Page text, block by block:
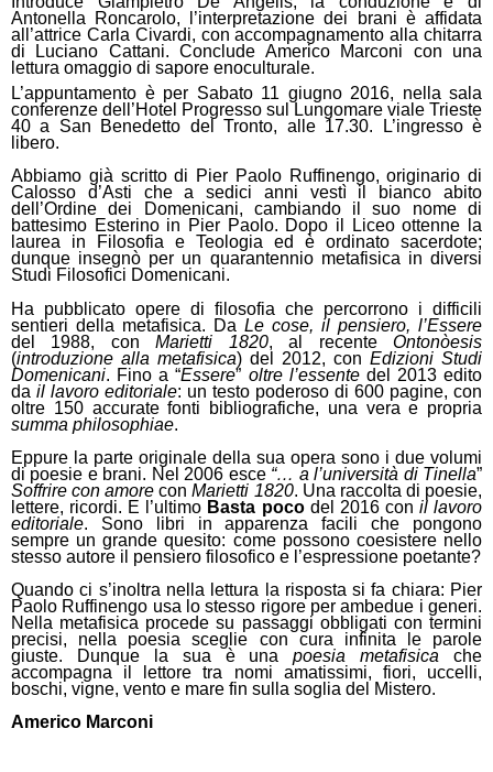
Antonella Roncarolo, l’interpretazione dei brani è affidata
all’attrice Carla Civardi, con accompagnamento alla chitarra
di Luciano Cattani. Conclude Americo Marconi con una
lettura omaggio di sapore enoculturale.
L’appuntamento è per Sabato 11 giugno 2016, nella sala
conferenze dell’Hotel Progresso sul Lungomare viale Trieste
40 a San Benedetto del Tronto, alle 17.30. L’ingresso è
libero.
Abbiamo già scritto di Pier Paolo Ruffinengo, originario di
Calosso d’Asti che a sedici anni vestì il bianco abito
dell’Ordine dei Domenicani, cambiando il suo nome di
battesimo Esterino in Pier Paolo. Dopo il Liceo ottenne la
laurea in Filosofia e Teologia ed è ordinato sacerdote;
dunque insegnò per un quarantennio metafisica in diversi
Studi Filosofici Domenicani.
Ha pubblicato opere di filosofia che percorrono i difficili
sentieri della metafisica. Da Le cose, il pensiero, l’Essere
del 1988, conMarietti 1820, al recenteOntonòesis
(introduzione alla metafisica) del 2012, con Edizioni Studi
Domenicani. Fino a “Essere” oltre l’essentedel 2013 edito
da il lavoro editoriale: un testo poderoso di 600 pagine, con
oltre 150 accurate fonti bibliografiche, una vera e propria
summa philosophiae.
Eppure la parte originale della sua opera sono i due volumi
di poesie e brani. Nel 2006 esce “… a l’università di Tinella”
Soffrire con amore conMarietti 1820. Una raccolta di poesie,
lettere, ricordi. E l’ultimo Basta pocodel 2016 con il lavoro
editoriale. Sono libri in apparenza facili che pongono
sempre un grande quesito: come possono coesistere nello
stesso autore il pensiero filosofico e l’espressione poetante?
Quando ci s’inoltra nella lettura la risposta si fa chiara: Pier
Paolo Ruffinengo usa lo stesso rigore per ambedue i generi.
Nella metafisica procede su passaggi obbligati con termini
precisi, nella poesia sceglie con cura infinita le parole
giuste. Dunque la sua è unapoesia metafisica che
accompagna il lettore tra nomi amatissimi, fiori, uccelli,
boschi, vigne, vento e mare fin sulla soglia del Mistero.
Americo Marconi